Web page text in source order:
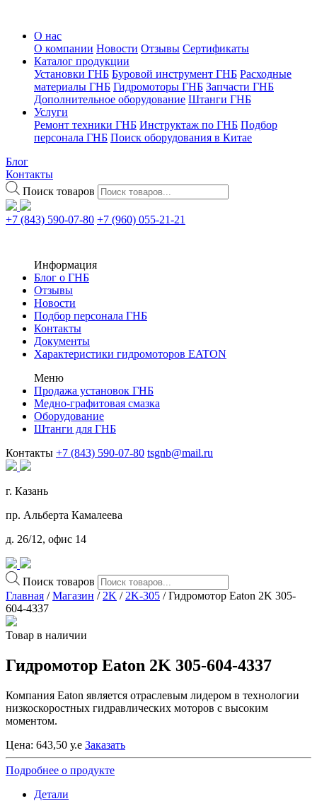
О нас
О компании Новости Отзывы Сертификаты
Каталог продукции
Установки ГНБ Буровой инструмент ГНБ Расходные
материалы ГНБ Гидромоторы ГНБ Запчасти ГНБ
Дополнительное оборудование Штанги ГНБ
Услуги
Ремонт техники ГНБ Инструктаж по ГНБ Подбор
персонала ГНБ Поиск оборудования в Китае
Блог
Контакты
Поиск товаров
+7 (843) 590-07-80 +7 (960) 055-21-21
Информация
Блог о ГНБ
Отзывы
Новости
Подбор персонала ГНБ
Контакты
Документы
Характеристики гидромоторов EATON
Меню
Продажа установок ГНБ
Медно-графитовая смазка
Оборудование
Штанги для ГНБ
Контакты +7 (843) 590-07-80 tsgnb@mail.ru
г. Казань
пр. Альберта Камалеева
д. 26/12, офис 14
Поиск товаров
Главная /Магазин / 2K / 2K-305 / Гидромотор Eaton 2K 305-
604-4337
Товар в наличии
Гидромотор Eaton 2K 305-604-4337
Компания Eaton является отраслевым лидером в технологии
низкоскоростных гидравлических моторов с высоким
моментом.
Цена: 643,50 у.е Заказать
Подробнее о продукте
Детали